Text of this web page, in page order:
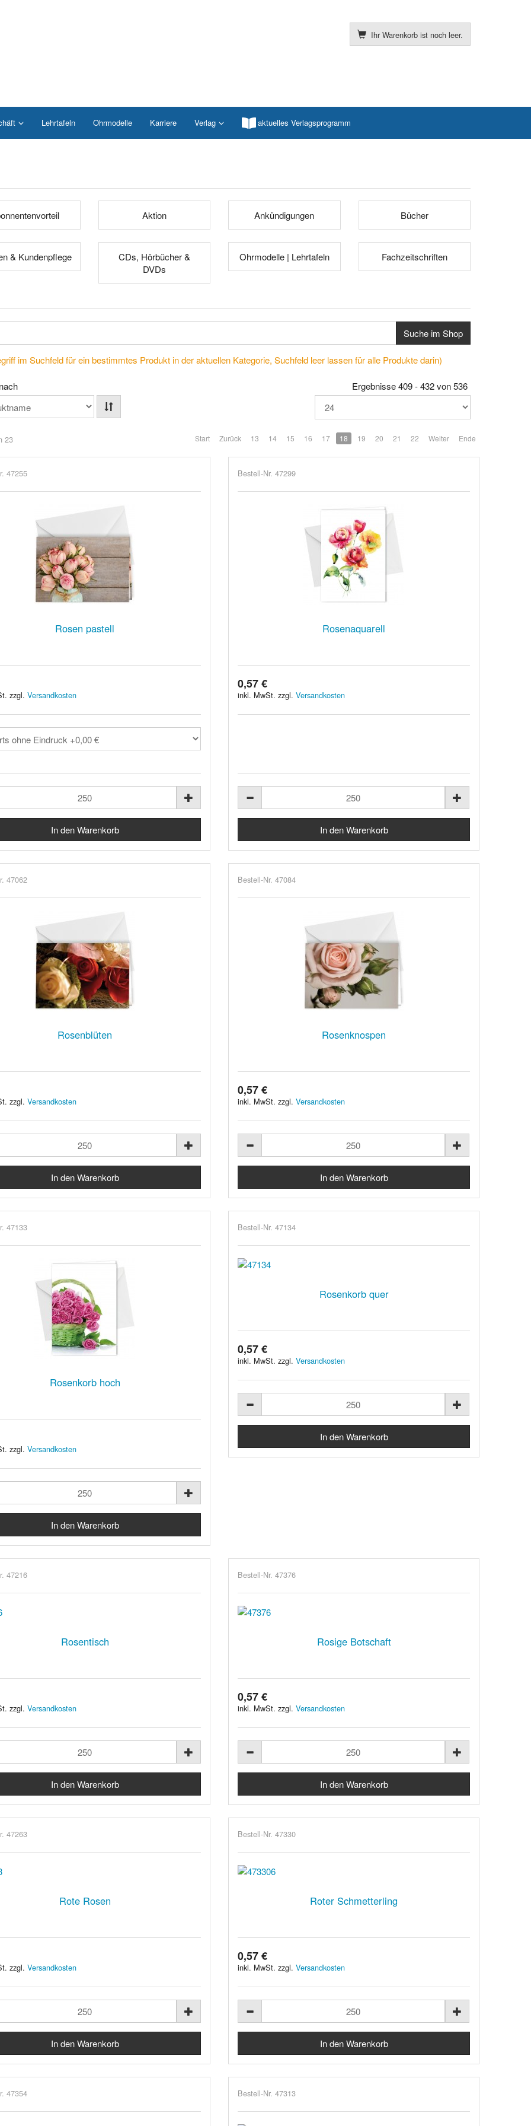
Ihr Warenkorb ist noch leer.
Lehrtafeln Ohrmodelle Karriere Verlag aktuelles Verlagsprogramm
Aktion Ankündigungen Bücher
& Kundenpflege
CDs, Hörbücher &
DVDs
Ohrmodelle | Lehrtafeln Fachzeitschriften
Suche im Shop
im Suchfeld für ein bestimmtes Produkt in der aktuellen Kategorie, Suchfeld leer lassen für alle Produkte darin)
Ergebnisse 409 - 432 von 536
23 Start Zurück 13 14 15 16 17 18 19 20 21 22 Weiter Ende
47255
Rosen pastell
zzgl. Versandkosten
Bestell-Nr. 47299
Rosenaquarell
0,57 €
inkl. MwSt. zzgl.Versandkosten
47062
Rosenblüten
zzgl. Versandkosten
Bestell-Nr. 47084
Rosenknospen
0,57 €
inkl. MwSt. zzgl.Versandkosten
47133
Rosenkorb hoch
zzgl. Versandkosten
Bestell-Nr. 47134
Rosenkorb quer
0,57 €
inkl. MwSt. zzgl.Versandkosten
47216
Rosentisch
zzgl. Versandkosten
Bestell-Nr. 47376
Rosige Botschaft
0,57 €
inkl. MwSt. zzgl.Versandkosten
47263
Rote Rosen
zzgl. Versandkosten
Bestell-Nr. 47330
Roter Schmetterling
0,57 €
inkl. MwSt. zzgl.Versandkosten
47354 Bestell-Nr. 47313